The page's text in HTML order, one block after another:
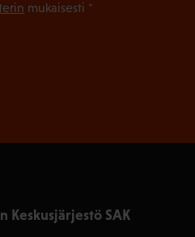
Keskusjärjestö SAK
mukaisesti *